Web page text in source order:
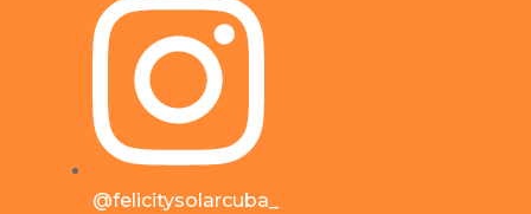
@felicitysolarcuba_